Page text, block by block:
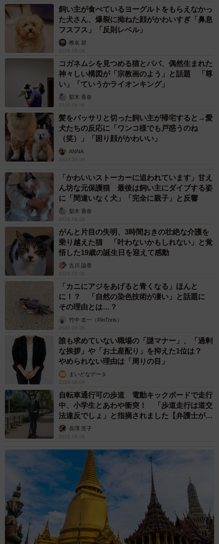
響が出てしまうほどでした。
—教わったセルフケアでとくに効果を感じているものはあ
りますか？
私にとっては、運動やストレッチがいちばん効果を感じら
れました。
体を動かすと血流が良くなり、気持ちも落ち着きやすくな
る実感があります。今も好きなアニメソングを流しながら
ストレッチをしていて、楽しみながら続けられていること
が大きいと思います。
—ご家族や息子さんは、生理前の症状にご理解はあります
か？
ありがたいことに、家族は生理の仕組みやPMDDの症状に
ついて理解を深めてくれています。
特に小6の長男は、ピルの効果や女性ホルモンの働きについ
ても興味を持ち、医学的な部分まで学んでくれました。
女性の体について知るだけでなく、「人は誰でも見えない
ところで何かを抱えていることがある」ということや、
「正しい知識が自分や大切な人を守ることにつながる」と
いうことまで理解してくれていると感じています。
それが今後の人生の中でも活きてくれたら嬉しいですね。
＜なおたろーさん関連情報＞
▽X（旧Twitter）
https://x.com/naotarotarou
▽書籍『生理前モンスターだった私が産婦人科医に聞く
PMS・PMDD攻略法』（Amazon）
https://amzn.asia/d/0bi2QMJW
▽書籍『ゆるっと性教育 8年間息子たちと家庭で やってき
た性教育実践記録』（Amazon）
https://amzn.asia/d/2faHZ8c
▽ブログ『男児2人に振り回され隊！』
https://www.naotarotarou.pro/
飼い主が食べているヨーグルトをもらえなかっ
た犬さん、爆裂に拗ねた顔がかわいすぎ「鼻息
フスフス」「反則レベル」
椎名 碧
2026.08.06
コガネムシを見つめる猫とパパ、偶然生まれた
神々しい構図が「宗教画のよう」と話題 「尊
い」「ていうかライオンキング」
梨木 香奈
2026.08.06
髪をバッサリと切った飼い主が帰宅すると→愛
犬たちの反応に「ワンコ様でも戸惑うのね
（笑）」「困り顔がかわいい」
ANNA
2026.08.06
「かわいいストーカーに追われています」甘え
ん坊な元保護猫 最後は飼い主にダイブする姿
に「間違いなく犬」「完全に親子」と反響
梨木 香奈
2026.08.06
がんと片目の失明、3時間おきの壮絶な介護を
乗り越えた猫 「叶わないかもしれない」と覚
悟した19歳の誕生日を迎えて感動
古川 諭香
2026.08.06
「カニにアジをあげると青くなる」ほんと
に！？ 「自然の染色技術が凄い」と話題に
その理由とは…？
竹中 友一（RinToris）
2026.08.06
誰も求めていない職場の「謎マナー」、「過剰
な挨拶」や「お土産配り」を抑えた1位は？
やめられない理由は「周りの目」
まいどなデータ
2026.08.06
自転車通行可の歩道 電動キックボードで走行
中、小学生とあわや衝突！ 「歩道走行は道交
法違反でしょ」と指摘されました【弁護士が解
説】長澤 芳子
2026.08.06